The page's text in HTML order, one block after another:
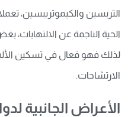
التربسين والكيموتريبسين،
الحية الناجمة عن الالتهابات،
لذلك فهو فعال في تسكين
الارتشاحات.
الأعراض الجانبية